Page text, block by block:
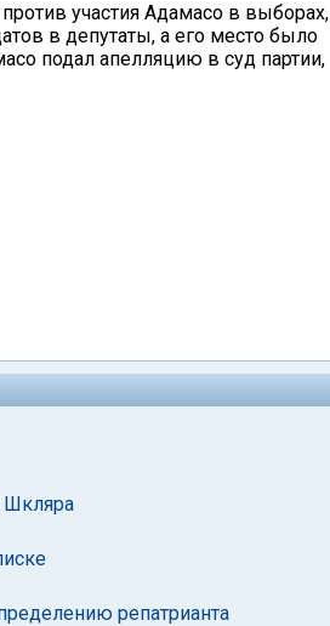
участия Адамасо в выборах,
в депутаты, а его место было
подал апелляцию в суд партии,
Шкляра
репатрианта